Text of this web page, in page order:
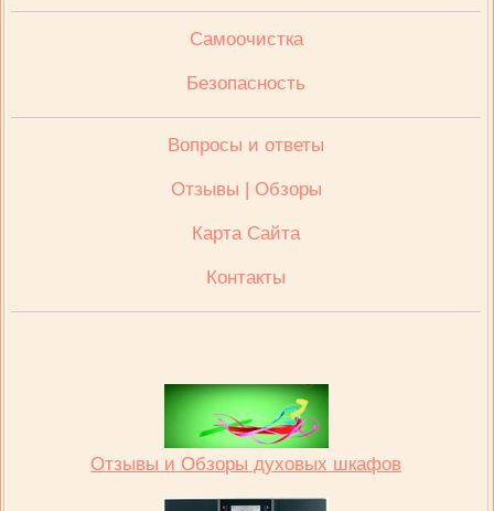
Cамоочистка
Безопасность
Вопросы и ответы
Отзывы | Обзоры
Карта Сайта
Контакты
Отзывы и Обзоры духовых шкафов